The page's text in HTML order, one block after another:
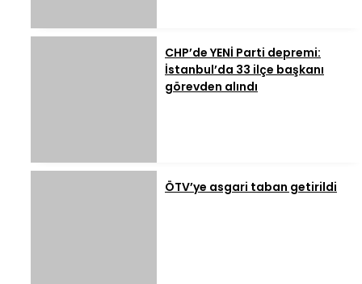
CHP’de YENİ Parti depremi:
İstanbul’da 33 ilçe başkanı
görevden alındı
ÖTV’ye asgari taban getirildi